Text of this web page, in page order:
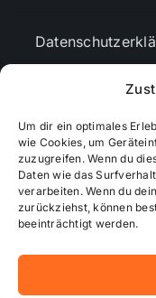
Um dir ein optimales
wie Cookies, um
zuzugreifen. Wenn du
Daten wie das
verarbeiten. Wenn du
zurückziehst, können
beeinträchtigt werden.
Cookie-
Mediendaten
© 2026 -